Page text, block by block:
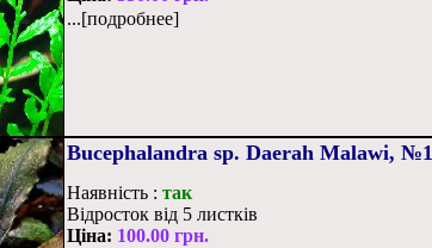
...[подробнее]
Bucephalandra sp. Daerah Malawi,
Наявність :так
Відросток від 5 листків
Ціна: 100.00 грн.